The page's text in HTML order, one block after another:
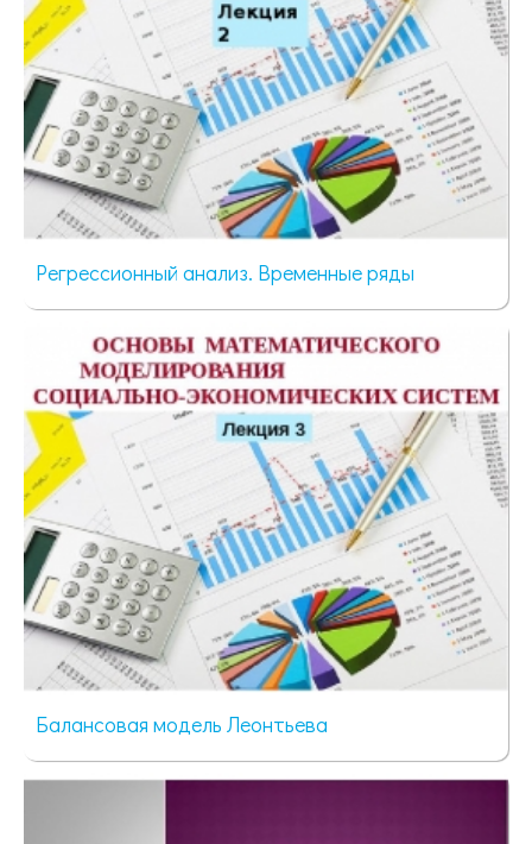
Регрессионный анализ. Временные ряды
92 просмотра
Балансовая модель Леонтьева